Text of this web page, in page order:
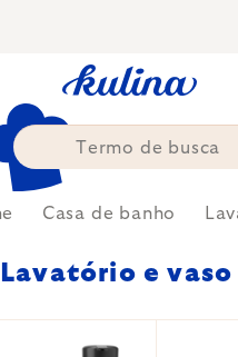
Casa de banho
Lavatório e